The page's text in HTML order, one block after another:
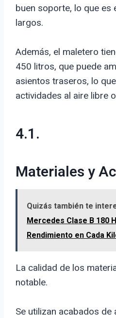
buen soporte, lo que es
largos.
Además, el maletero
450 litros, que puede
asientos traseros, lo
actividades al aire libre
4.1.
Materiales y
Quizás también te
Mercedes Clase B 180
Rendimiento en Cada
La calidad de los
notable.
Se utilizan acabados de